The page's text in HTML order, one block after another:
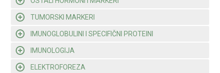
TUMORSKI MARKERI
IMUNOGLOBULINI I SPECIFIČNI PROTEINI
IMUNOLOGIJA
ELEKTROFOREZA